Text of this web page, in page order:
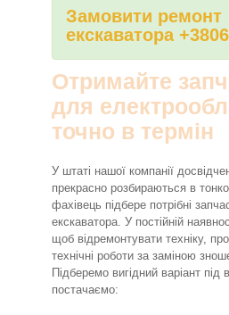
Замовити ремонт
екскаватора
Отримайте
для
точно в термін
У штаті нашої компанії
прекрасно розбираються в
фахівець підбере потрібні
екскаватора. У постійній
щоб відремонтувати техніку,
технічні роботи за заміною
Підберемо вигідний варіант
постачаємо: